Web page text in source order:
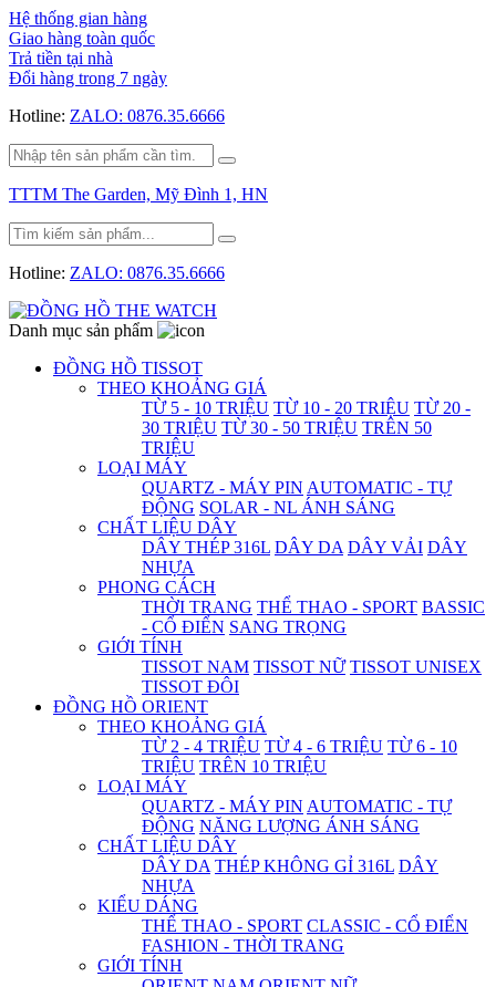
Hệ thống gian hàng
Giao hàng toàn quốc
Trả tiền tại nhà
Đổi hàng trong 7 ngày
Hotline: ZALO: 0876.35.6666
TTTM The Garden, Mỹ Đình 1, HN
Hotline: ZALO: 0876.35.6666
Danh mục sản phẩm
ĐỒNG HỒ TISSOT
THEO KHOẢNG GIÁ
TỪ 5 - 10 TRIỆU TỪ 10 - 20 TRIỆU TỪ 20 -
30 TRIỆU TỪ 30 - 50 TRIỆU TRÊN 50
TRIỆU
LOẠI MÁY
QUARTZ - MÁY PIN AUTOMATIC - TỰ
ĐỘNG SOLAR - NL ÁNH SÁNG
CHẤT LIỆU DÂY
DÂY THÉP 316L DÂY DA DÂY VẢI DÂY
NHỰA
PHONG CÁCH
THỜI TRANG THỂ THAO - SPORT BASSIC
- CỔ ĐIỂN SANG TRỌNG
GIỚI TÍNH
TISSOT NAM TISSOT NỮ TISSOT UNISEX
TISSOT ĐÔI
ĐỒNG HỒ ORIENT
THEO KHOẢNG GIÁ
TỪ 2 - 4 TRIỆU TỪ 4 - 6 TRIỆU TỪ 6 - 10
TRIỆU TRÊN 10 TRIỆU
LOẠI MÁY
QUARTZ - MÁY PIN AUTOMATIC - TỰ
ĐỘNG NĂNG LƯỢNG ÁNH SÁNG
CHẤT LIỆU DÂY
DÂY DA THÉP KHÔNG GỈ 316L DÂY
NHỰA
KIỂU DÁNG
THỂ THAO - SPORT CLASSIC - CỔ ĐIỂN
FASHION - THỜI TRANG
GIỚI TÍNH